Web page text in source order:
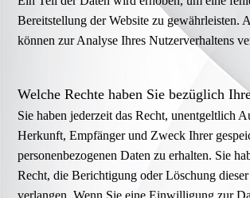
Bereitstellung der Website zu gewährleisten.
können zur Analyse Ihres Nutzerverhaltens
Welche Rechte haben Sie bezüglich
Sie haben jederzeit das Recht, unentgeltlich
Herkunft, Empfänger und Zweck Ihrer
personenbezogenen Daten zu erhalten. Sie
Recht, die Berichtigung oder Löschung